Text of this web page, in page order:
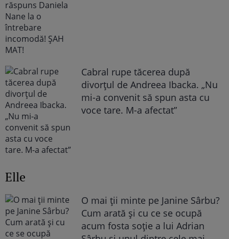
Cabral rupe tăcerea după
divorțul de Andreea Ibacka. „Nu
mi-a convenit să spun asta cu
voce tare. M-a afectat”
Elle
O mai ții minte pe Janine Sârbu?
Cum arată și cu ce se ocupă
acum fosta soție a lui Adrian